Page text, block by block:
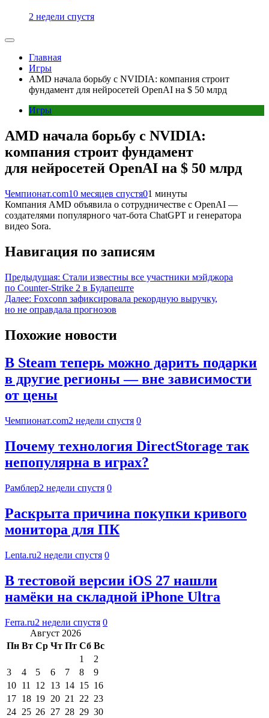
2 недели спустя
Главная
Игры
AMD начала борьбу с NVIDIA: компания строит
фундамент для нейросетей OpenAI на $ 50 млрд
Игры
AMD начала борьбу с NVIDIA:
компания строит фундамент
для нейросетей OpenAI на $ 50 млрд
Чемпионат.com10 месяцев спустя01 минуты
Компания AMD объявила о сотрудничестве с OpenAI —
создателями популярного чат-бота ChatGPT и генератора
видео Sora.
Навигация по записям
Предыдущая: Стали известны все участники мэйджора
по Counter-Strike 2 в Будапеште
Далее: Foxconn зафиксировала рекордную выручку,
но не оправдала прогнозов
Похожие новости
В Steam теперь можно дарить подарки
в другие регионы — вне зависимости
от цены
Чемпионат.com2 недели спустя 0
Почему технология DirectStorage так
непопулярна в играх?
Рамблер2 недели спустя 0
Раскрыта причина покупки кривого
монитора для ПК
Lenta.ru2 недели спустя 0
В тестовой версии iOS 27 нашли
намёки на складной iPhone Ultra
Ferra.ru2 недели спустя 0
Август 2026
Пн Вт Ср Чт Пт Сб Вс
1
2
3
4 5 6 7 8
9
10 11 12 13 14 15 16
17 18 19 20 21 22 23
24 25 26 27 28 29 30